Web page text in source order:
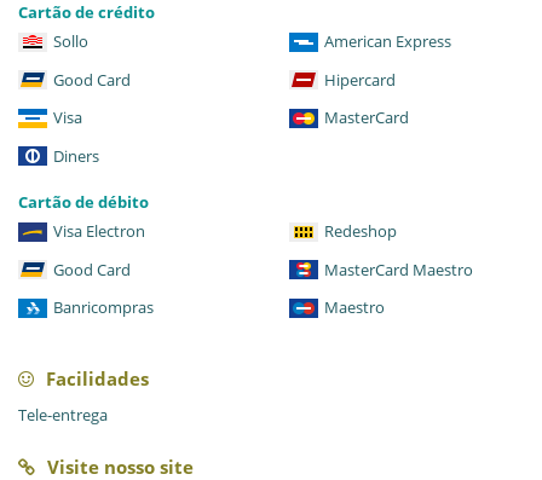
Cartão de crédito
Sollo
American Express
Good Card
Hipercard
Visa
MasterCard
Diners
Cartão de débito
Visa Electron
Redeshop
Good Card
MasterCard Maestro
Banricompras
Maestro
Facilidades
Tele-entrega
Visite nosso site